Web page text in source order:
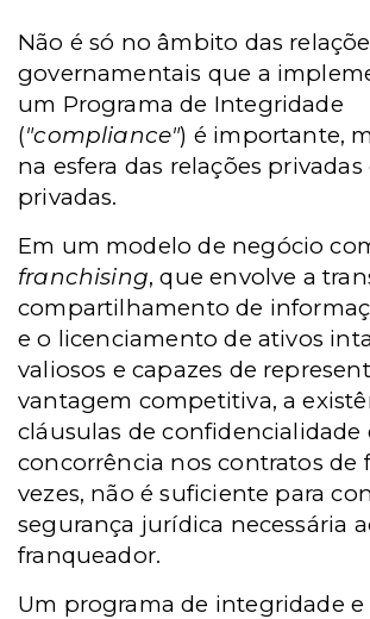
Não é só no âmbito das
governamentais que a
um Programa de Integridade
("compliance") é importante,
na esfera das relações
privadas.
Em um modelo de negócio
franchising, que envolve a
compartilhamento de
e o licenciamento de ativos
valiosos e capazes de
vantagem competitiva, a
cláusulas de confidencialidade
concorrência nos contratos de
vezes, não é suficiente para
segurança jurídica necessária
franqueador.
Um programa de integridade e